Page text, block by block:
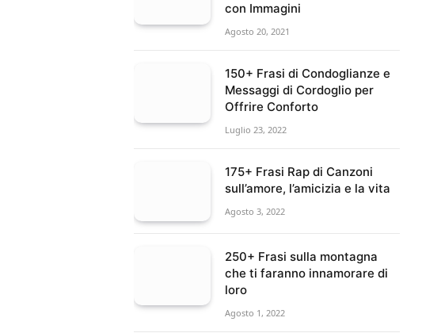
con Immagini
Agosto 20, 2021
150+ Frasi di Condoglianze e
Messaggi di Cordoglio per
Offrire Conforto
Luglio 23, 2022
175+ Frasi Rap di Canzoni
sull’amore, l’amicizia e la vita
Agosto 3, 2022
250+ Frasi sulla montagna
che ti faranno innamorare di
loro
Agosto 1, 2022